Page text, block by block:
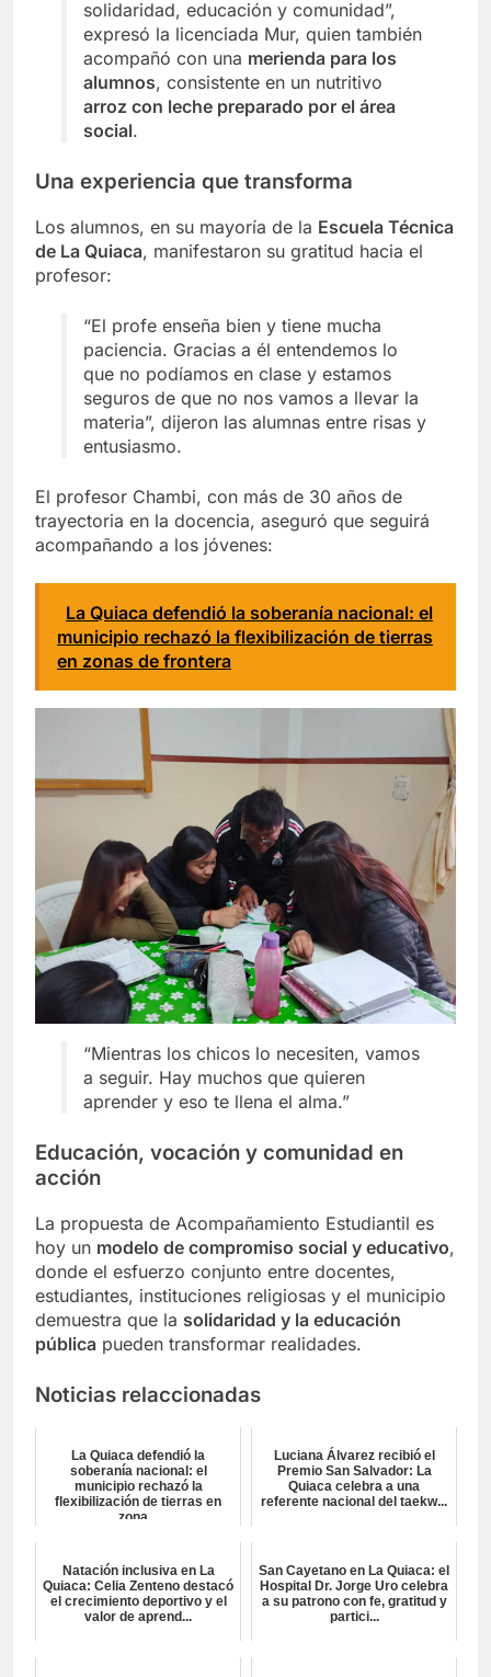
solidaridad, educación y comunidad”,
expresó la licenciada Mur, quien también
acompañó con una merienda para los
alumnos, consistente en un nutritivo
arroz con leche preparado por el área
social.
Una experiencia que transforma
Los alumnos, en su mayoría de la Escuela Técnica
de La Quiaca, manifestaron su gratitud hacia el
profesor:
“El profe enseña bien y tiene mucha
paciencia. Gracias a él entendemos lo
que no podíamos en clase y estamos
seguros de que no nos vamos a llevar la
materia”, dijeron las alumnas entre risas y
entusiasmo.
El profesor Chambi, con más de 30 años de
trayectoria en la docencia, aseguró que seguirá
acompañando a los jóvenes:
La Quiaca defendió la soberanía nacional: el
municipio rechazó la flexibilización de tierras
en zonas de frontera
“Mientras los chicos lo necesiten, vamos
a seguir. Hay muchos que quieren
aprender y eso te llena el alma.”
Educación, vocación y comunidad en
acción
La propuesta de Acompañamiento Estudiantil es
hoy un modelo de compromiso social y educativo,
donde el esfuerzo conjunto entre docentes,
estudiantes, instituciones religiosas y el municipio
demuestra que la solidaridad y la educación
pública pueden transformar realidades.
Noticias relaccionadas
La Quiaca defendió la
soberanía nacional: el
municipio rechazó la
flexibilización de tierras en
zona...
Luciana Álvarez recibió el
Premio San Salvador: La
Quiaca celebra a una
referente nacional del taekw...
Natación inclusiva en La
Quiaca: Celia Zenteno destacó
el crecimiento deportivo y el
valor de aprend...
San Cayetano en La Quiaca: el
Hospital Dr. Jorge Uro celebra
a su patrono con fe, gratitud y
partici...